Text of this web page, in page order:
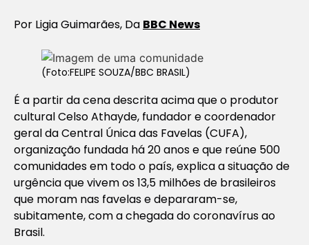
Por Ligia Guimarães, Da BBC News
(Foto:FELIPE SOUZA/BBC BRASIL)
É a partir da cena descrita acima que o produtor
cultural Celso Athayde, fundador e coordenador
geral da Central Única das Favelas (CUFA),
organização fundada há 20 anos e que reúne 500
comunidades em todo o país, explica a situação de
urgência que vivem os 13,5 milhões de brasileiros
que moram nas favelas e depararam-se,
subitamente, com a chegada do coronavírus ao
Brasil.